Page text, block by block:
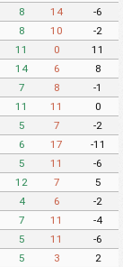
8 14
-6
8 10
-2
11 0
11
14 6
8
7 8
-1
11 11
0
5 7
-2
6 17
-11
5 11
-6
12 7
5
4 6
-2
7 11
-4
5 11
-6
5 3
2